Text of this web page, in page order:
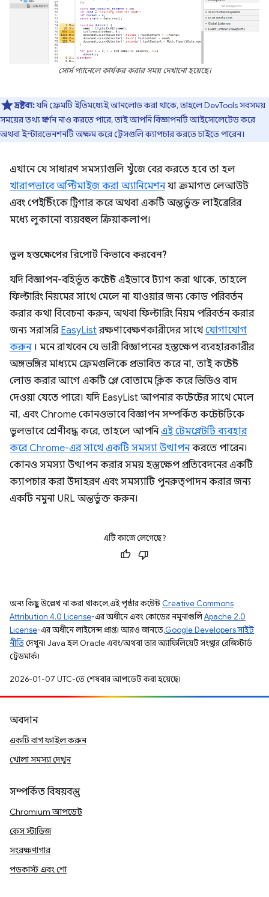
সোর্স প্যানেলে কার্যকর করার সময় দেখানো হয়েছে।
দ্রষ্টব্য:যদি ফ্রেমটি ইতিমধ্যেই আনলোড করা থাকে, তাহলে DevTools সবসময়
সময়ের তথ্য প্রদর্শন নাও করতে পারে, তাই আপনি বিজ্ঞাপনটি আইসোলেটেড করে
অথবা ইন্টারভেনশনটি অক্ষম করে ট্রেসগুলি ক্যাপচার করতে চাইতে পারেন।
এখানে যে সাধারণ সমস্যাগুলি খুঁজে বের করতে হবে তা হল
খারাপভাবে অপ্টিমাইজ করা অ্যানিমেশনযা ক্রমাগত লেআউট
এবং পেইন্টিংকে ট্রিগার করে অথবা একটি অন্তর্ভুক্ত লাইব্রেরির
মধ্যে লুকানো ব্যয়বহুল ক্রিয়াকলাপ।
ভুল হস্তক্ষেপের রিপোর্ট কিভাবে করবেন?
যদি বিজ্ঞাপন-বহির্ভূত কন্টেন্ট এইভাবে ট্যাগ করা থাকে, তাহলে
ফিল্টারিং নিয়মের সাথে মেলে না যাওয়ার জন্য কোড পরিবর্তন
করার কথা বিবেচনা করুন, অথবা ফিল্টারিং নিয়ম পরিবর্তন করার
জন্য সরাসরি EasyListরক্ষণাবেক্ষণকারীদের সাথে যোগাযোগ
করুন। মনে রাখবেন যে ভারী বিজ্ঞাপনের হস্তক্ষেপ ব্যবহারকারীর
অঙ্গভঙ্গির মাধ্যমে ফ্রেমগুলিকে প্রভাবিত করে না, তাই কন্টেন্ট
লোড করার আগে একটি প্লে বোতামে ক্লিক করে ভিডিও বাদ
দেওয়া যেতে পারে। যদি EasyList আপনার কন্টেন্টের সাথে মেলে
না, এবং Chrome কোনওভাবে বিজ্ঞাপন সম্পর্কিত কন্টেন্টটিকে
ভুলভাবে শ্রেণীবদ্ধ করে, তাহলে আপনিএই টেমপ্লেটটি ব্যবহার
করে Chrome-এর সাথে একটি সমস্যা উত্থাপনকরতে পারেন।
কোনও সমস্যা উত্থাপন করার সময় হস্তক্ষেপ প্রতিবেদনের একটি
ক্যাপচার করা উদাহরণ এবং সমস্যাটি পুনরুত্পাদন করার জন্য
একটি নমুনা URL অন্তর্ভুক্ত করুন।
এটি কাজে লেগেছে?
অন্য কিছু উল্লেখ না করা থাকলে, এই পৃষ্ঠার কন্টেন্ট Creative Commons
Attribution 4.0 License-এর অধীনে এবং কোডের নমুনাগুলিApache 2.0
License-এর অধীনে লাইসেন্স প্রাপ্ত। আরও জানতে,Google Developers সাইট
নীতিদেখুন। Java হল Oracle এবং/অথবা তার অ্যাফিলিয়েট সংস্থার রেজিস্টার্ড
ট্রেডমার্ক।
2026-01-07 UTC-তে শেষবার আপডেট করা হয়েছে।
অবদান
একটি বাগ ফাইল করুন
খোলা সমস্যা দেখুন
সম্পর্কিত বিষয়বস্তু
Chromium আপডেট
কেস স্টাডিজ
সংরক্ষণাগার
পডকাস্ট এবং শো